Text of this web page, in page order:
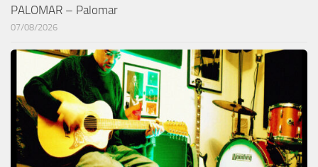
PALOMAR – Palomar
07/08/2026